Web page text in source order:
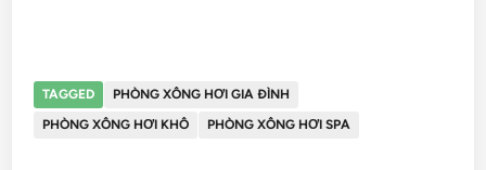
TAGGED
PHÒNG XÔNG HƠI GIA ĐÌNH
PHÒNG XÔNG HƠI KHÔ
PHÒNG XÔNG HƠI SPA